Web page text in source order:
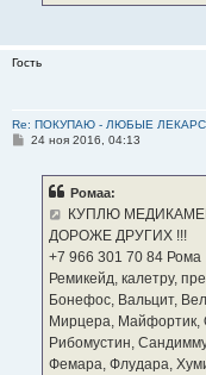
Гость
Re: ПОКУПАЮ - ЛЮБЫЕ
С24 ноя 2016, 04:13
Ромаа:
КУПЛЮ
ДОРОЖЕ ДРУГИХ !!!
‪+7 966 301 70 84‬ Рома
Ремикейд, калетру,
Бонефос, Вальцит,
Мирцера, Майфортик,
Рибомустин,
Фемара, Флудара,